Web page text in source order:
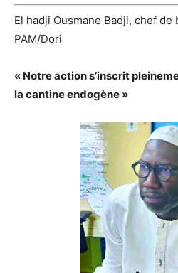
El hadji Ousmane Badji, chef
PAM/Dori
« Notre action s’inscrit
la cantine endogène »